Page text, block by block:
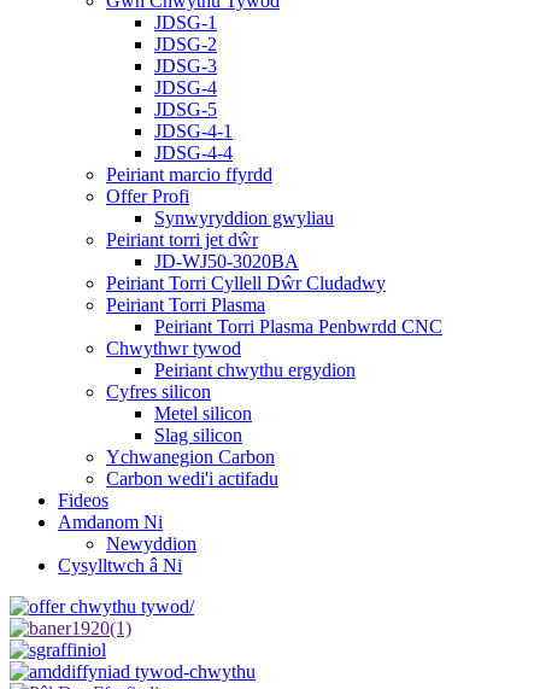
JDSG-1
JDSG-2
JDSG-3
JDSG-4
JDSG-5
JDSG-4-1
JDSG-4-4
Peiriant marcio ffyrdd
Offer Profi
Synwyryddion gwyliau
Peiriant torri jet dŵr
JD-WJ50-3020BA
Peiriant Torri Cyllell Dŵr Cludadwy
Peiriant Torri Plasma
Peiriant Torri Plasma Penbwrdd CNC
Chwythwr tywod
Peiriant chwythu ergydion
Cyfres silicon
Metel silicon
Slag silicon
Ychwanegion Carbon
Carbon wedi'i actifadu
Fideos
Amdanom Ni
Newyddion
Cysylltwch â Ni